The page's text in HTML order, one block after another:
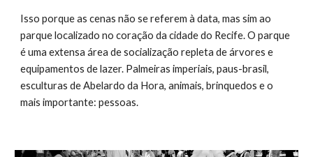
Isso porque as cenas não se referem à data, mas sim ao
parque localizado no coração da cidade do Recife. O parque
é uma extensa área de socialização repleta de árvores e
equipamentos de lazer. Palmeiras imperiais, paus-brasil,
esculturas de Abelardo da Hora, animais, brinquedos e o
mais importante: pessoas.